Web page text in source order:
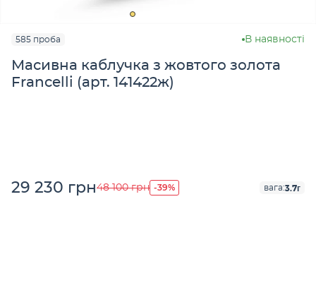
585 проба В наявності
Масивна каблучка з жовтого золота
Francelli (арт. 141422ж)
29 230 грн48 100 грн -39% вага:3.7г